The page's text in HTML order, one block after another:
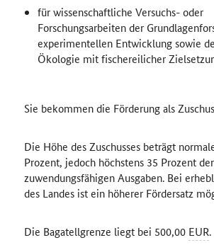
für wissenschaftliche Versuchs- oder
Forschungsarbeiten der
experimentellen Entwicklung sowie
Ökologie mit fischereilicher
Sie bekommen die Förderung als
Die Höhe des Zuschusses beträgt
Prozent, jedoch höchstens 35 Prozent der
zuwendungsfähigen Ausgaben. Bei
des Landes ist ein höherer Fördersatz
Die Bagatellgrenze liegt bei 500,00 EUR.